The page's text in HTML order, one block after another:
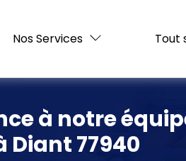
Nos Services Tout
à notre
77940